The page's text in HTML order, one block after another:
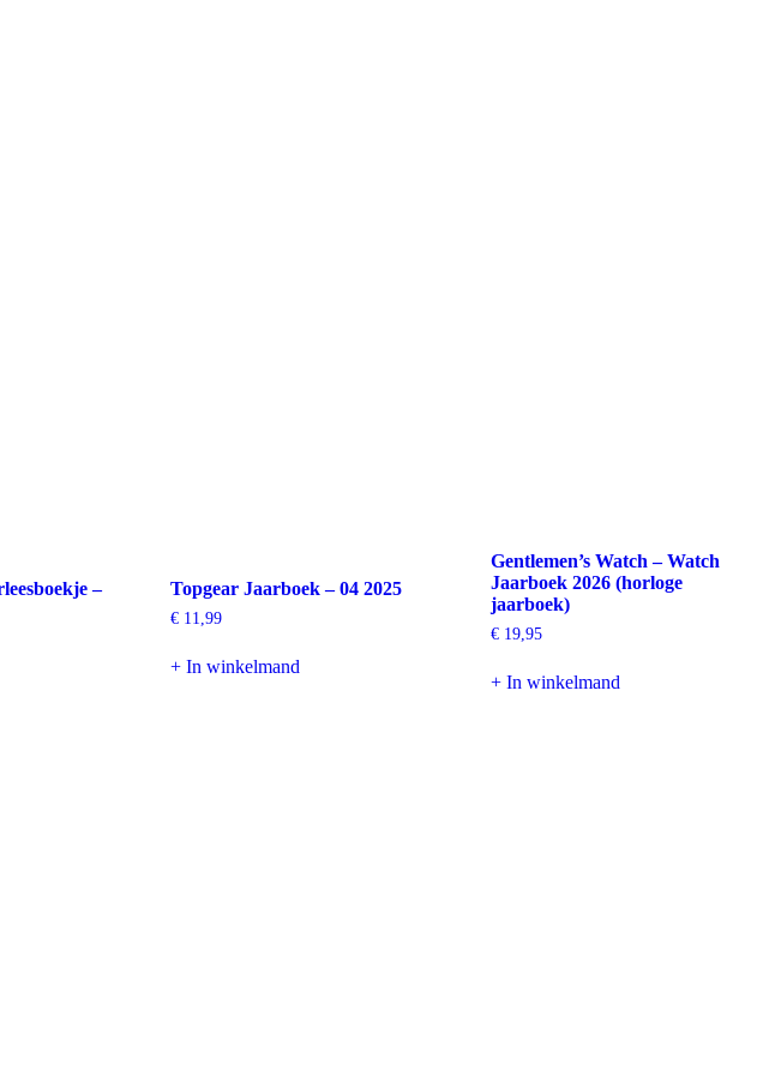
–
Topgear Jaarboek – 04 2025
€11,99
+ In winkelmand
Gentlemen’s Watch – Watch
Jaarboek 2026 (horloge
jaarboek)
€ 19,95
+ In winkelmand